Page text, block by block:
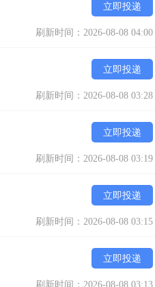
立即投递
刷新时间：2026-08-08 04:00
立即投递
刷新时间：2026-08-08 03:28
立即投递
刷新时间：2026-08-08 03:19
立即投递
刷新时间：2026-08-08 03:15
立即投递
刷新时间：2026-08-08 03:13